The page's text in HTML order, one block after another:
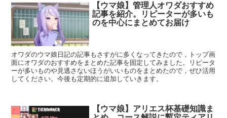
【ウマ娘】管理人オワダおすすめ
記事を紹介。リピーターが多いも
のを中心にまとめてお届け
オワダのウマ娘日記の記事もさすがに多くなってきたので，トップ画
面にオワダのおすすめをまとめた記事を固定してみました。リピータ
ーが多いものや見逃さないほうがいいものをまとめたので，ぜひ活用
してください。今後も定期的に追加していきます。
【ウマ娘】アリエス杯基礎知識ま